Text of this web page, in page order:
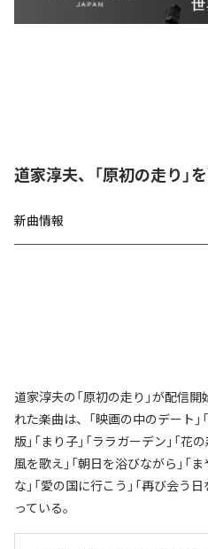
道家淳夫、「原初の走り」
新曲情報
道家淳夫の「原初の走り」が配信
れた楽曲は、「映画の中のデート」
版」「まり子」「ララガーデン」「花
風を歌え」「朝日を浴びながら」「
な」「愛の国に行こう」「再び会う
っている。